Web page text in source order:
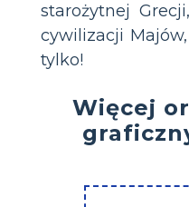
starożytnej
cywilizacji
tylko!
Więcej